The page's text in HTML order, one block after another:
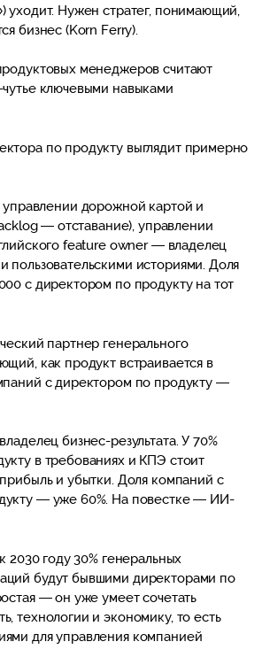
уходит. Нужен стратег, понимающий,
бизнес (Korn Ferry).
менеджеров считают
ключевыми навыками
по продукту выглядит примерно
управлении дорожной картой и
— отставание), управлении
feature owner — владелец
пользовательскими историями. Доля
с директором по продукту на тот
партнер генерального
как продукт встраивается в
с директором по продукту —
владелец бизнес-результата. У 70%
в требованиях и КПЭ стоит
прибыль и убытки. Доля компаний с
— уже 60%. На повестке — ИИ-
2030 году 30% генеральных
будут бывшими директорами по
— он уже умеет сочетать
технологии и экономику, то есть
для управления компанией